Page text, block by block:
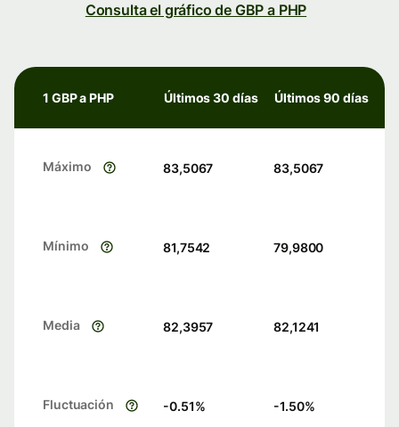
Consulta el gráfico de GBP a PHP
1 GBP a PHP Últimos 30 días Últimos 90 días
Máximo 83,5067 83,5067
Mínimo 81,7542 79,9800
Media 82,3957 82,1241
Fluctuación -0.51% -1.50%